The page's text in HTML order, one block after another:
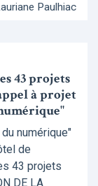
Paulhiac
43 projets
à projet
numérique"
de
43 projets
DE LA